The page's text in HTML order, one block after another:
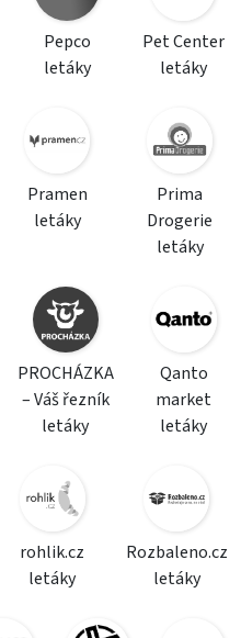
Pepco
letáky
Pet Center
letáky
Pramen
letáky
Prima
Drogerie
letáky
PROCHÁZKA
– Váš řezník
letáky
Qanto
market
letáky
rohlik.cz
letáky
Rozbaleno.cz
letáky